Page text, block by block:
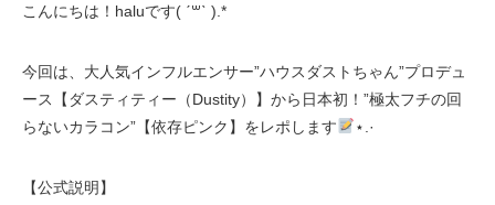
こんにちは！haluです( ˊ꒳ˋ ).*
今回は、大人気インフルエンサー”ハウスダストちゃん”プロデュ
ース【ダスティティー（Dustity）】から日本初！”極太フチの回
らないカラコン”【依存ピンク】をレポします
⋆.·
【公式説明】